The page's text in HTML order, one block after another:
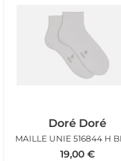
Doré Doré
19,00 €